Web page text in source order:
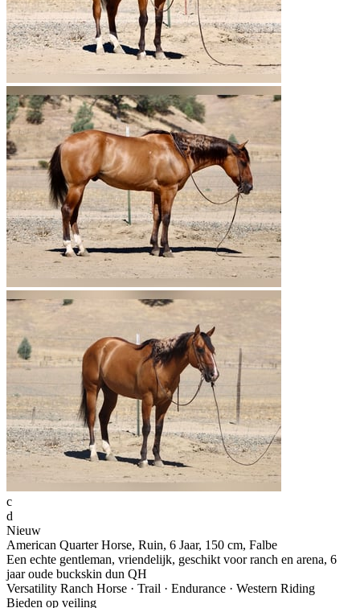
c
d
Nieuw
American Quarter Horse, Ruin, 6 Jaar, 150 cm, Falbe
Een echte gentleman, vriendelijk, geschikt voor ranch en arena, 6
jaar oude buckskin dun QH
Versatility Ranch Horse · Trail · Endurance · Western Riding
Bieden op veiling